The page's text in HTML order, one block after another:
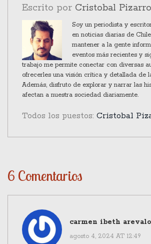
público espera su posible regreso
más importante es que Sánchez se
tiempo necesario para sanar y
equilibrio.
Escrito por Cristobal Pizarro
Soy un periodista y
en noticias diarias de
mantener a la gente
eventos más recientes y
trabajo me permite conectar con diversas
ofrecerles una visión crítica y detallada de
Además, disfruto de explorar y narrar las
afectan a nuestra sociedad diariamente.
Todos los puestos: Cristobal
6 Comentarios
carmen ibeth
agosto 4, 2024 AT 12:49